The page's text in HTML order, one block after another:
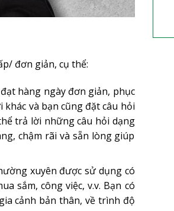
đơn giản, cụ thể:
hàng ngày đơn giản, phục
và bạn cũng đặt câu hỏi
trả lời những câu hỏi dạng
chậm rãi và sẵn lòng giúp
xuyên được sử dụng có
sắm, công việc, v.v. Bạn có
cảnh bản thân, về trình độ